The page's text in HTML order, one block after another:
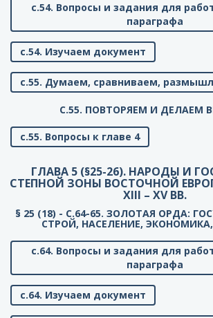
с.54. Вопросы и задания для
параграфа
с.54. Изучаем документ
с.55. Думаем, сравниваем,
C.55. ПОВТОРЯЕМ И ДЕЛАЕМ
с.55. Вопросы к главе 4
ГЛАВА 5 (§25-26). НАРОДЫ И
СТЕПНОЙ ЗОНЫ ВОСТОЧНОЙ
XIII – XV ВВ.
§ 25 (18) - C.64-65. ЗОЛОТАЯ ОРДА:
СТРОЙ, НАСЕЛЕНИЕ,
с.64. Вопросы и задания для
параграфа
с.64. Изучаем документ